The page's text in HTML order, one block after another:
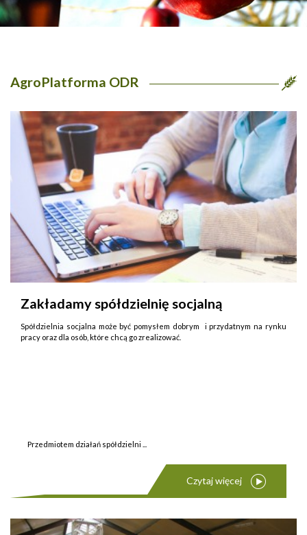
AgroPlatforma ODR
Zakładamy spółdzielnię socjalną
Spółdzielnia socjalna może być pomysłem dobrym i przydatnym na rynku
pracy oraz dla osób, które chcą go zrealizować.
Przedmiotem działań spółdzielni ...
Czytaj więcej